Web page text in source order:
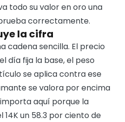
todo su valor en oro una
correctamente.
la cifra
cadena sencilla. El precio
día fija la base, el peso
se aplica contra ese
se valora por encima
aquí porque la
14K un 58.3 por ciento de